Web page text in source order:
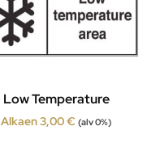
Low Temperature
Alkaen3,00€ (alv 0%)